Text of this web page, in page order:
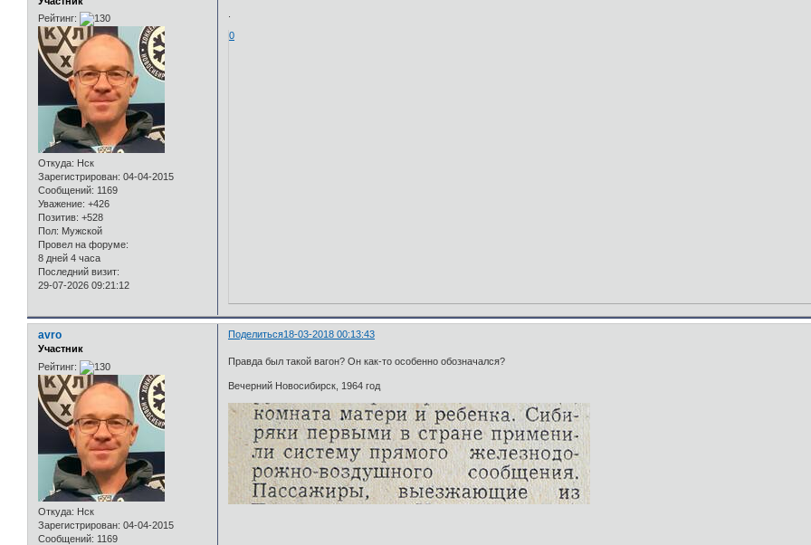
Рейтинг:
Откуда: Нск
Зарегистрирован: 04-04-2015
Сообщений: 1169
Уважение: +426
Позитив: +528
Пол: Мужской
Провел на форуме:
8 дней 4 часа
Последний визит:
29-07-2026 09:21:12
0
Поделиться18-03-2018 00:13:43
avro
Участник
Рейтинг:
Откуда: Нск
Зарегистрирован: 04-04-2015
Сообщений: 1169
Правда был такой вагон? Он как-то особенно обозначался?
Вечерний Новосибирск, 1964 год